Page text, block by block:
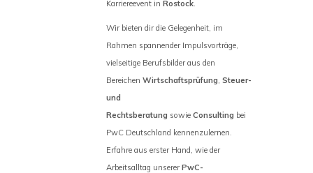
Karriereevent in Rostock.
Wir bieten dir die Gelegenheit, im
Rahmen spannender Impulsvorträge,
vielseitige Berufsbilder aus den
Bereichen Wirtschaftsprüfung, Steuer-
und
Rechtsberatung sowie Consulting bei
PwC Deutschland kennenzulernen.
Erfahre aus erster Hand, wie der
Arbeitsalltag unsererPwC-